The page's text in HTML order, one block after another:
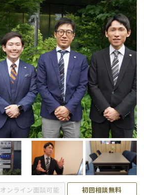
離婚前相談
離婚裁判
DV
不貞・不倫慰謝料請求
養育費問題
内縁の夫婦
費用相場
コラム
財産分与
養育費
離婚裁判
慰謝料
国際離婚
オンライン面談可能
初回相談無料